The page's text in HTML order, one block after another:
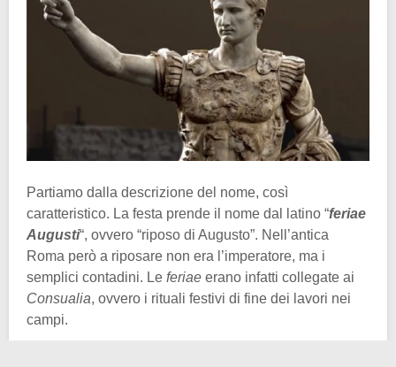
Partiamo dalla descrizione del nome, così
caratteristico. La festa prende il nome dal latino “feriae
Augusti“, ovvero “riposo di Augusto”. Nell’antica
Roma però a riposare non era l’imperatore, ma i
semplici contadini. Le feriae erano infatti collegate ai
Consualia, ovvero i rituali festivi di fine dei lavori nei
campi.